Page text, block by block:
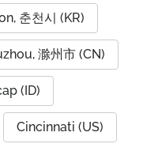
춘천시 (KR)
滁州市 (CN)
(ID)
Cincinnati (US)